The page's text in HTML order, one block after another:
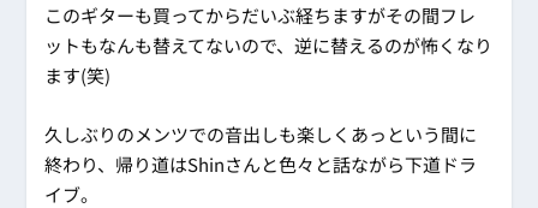
このギターも買ってからだいぶ経ちますがその間フレ
ットもなんも替えてないので、逆に替えるのが怖くなり
ます(笑)
久しぶりのメンツでの音出しも楽しくあっという間に
終わり、帰り道はShinさんと色々と話ながら下道ドラ
イブ。